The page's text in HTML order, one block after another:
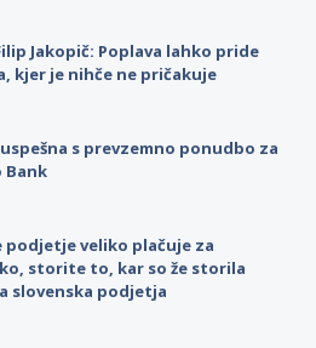
Jakopič: Poplava lahko pride
kjer je nihče ne pričakuje
s prevzemno ponudbo za
Bank
podjetje veliko plačuje za
storite to, kar so že storila
slovenska podjetja